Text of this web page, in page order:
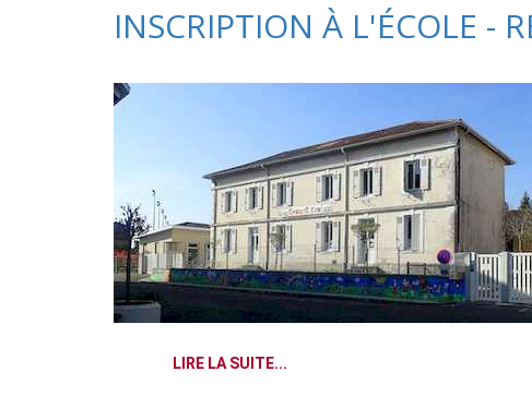
INSCRIPTION À L'ÉCOLE -
LIRE LA SUITE...